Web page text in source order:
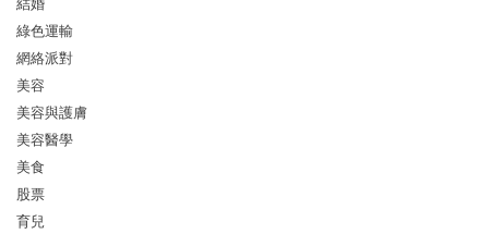
結婚
綠色運輸
網絡派對
美容
美容與護膚
美容醫學
美食
股票
育兒